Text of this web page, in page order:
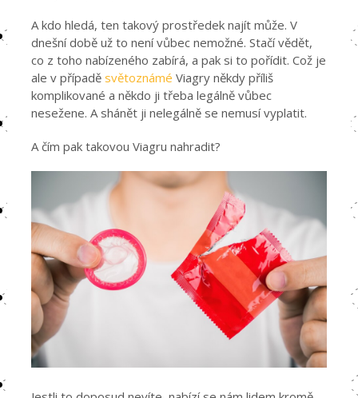
A kdo hledá, ten takový prostředek najít může. V
dnešní době už to není vůbec nemožné. Stačí vědět,
co z toho nabízeného zabírá, a pak si to pořídit. Což je
ale v případěsvětoznámé Viagry někdy příliš
komplikované a někdo ji třeba legálně vůbec
nesežene. A shánět ji nelegálně se nemusí vyplatit.
A čím pak takovou Viagru nahradit?